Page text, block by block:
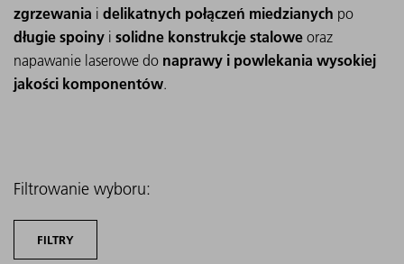
zgrzewania i delikatnych połączeń miedzianych po
długie spoiny i solidne konstrukcje stalowe oraz
napawanie laserowe do naprawy i powlekania wysokiej
jakości komponentów.
Filtrowanie wyboru:
FILTRY